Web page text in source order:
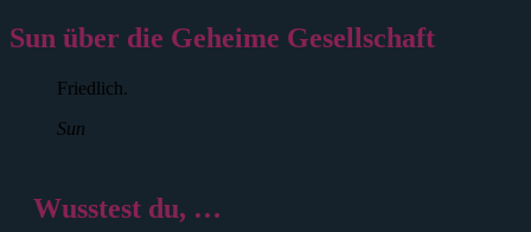
Sun über die Geheime Gesellschaft
Friedlich.
Sun
Wusstest du, …